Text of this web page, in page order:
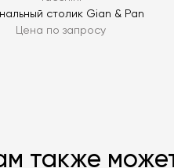
столик Gian & Pan
Цена по запросу
также